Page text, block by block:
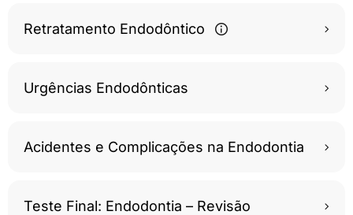
Retratamento Endodôntico
Urgências Endodônticas
Acidentes e Complicações na Endodontia
Teste Final: Endodontia – Revisão